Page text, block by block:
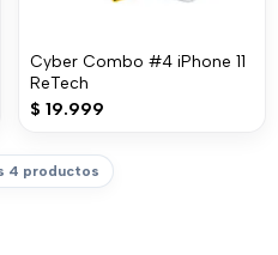
Cyber Combo #4 iPhone 11
ReTech
$ 19.999
4 productos